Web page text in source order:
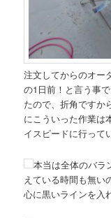
注文してからのオー
の1日前！と言う事
たので、折角ですか
にこういった作業は
イスピードに行って
本当は全体のバラ
えている時間も無い
心に黒いラインを入